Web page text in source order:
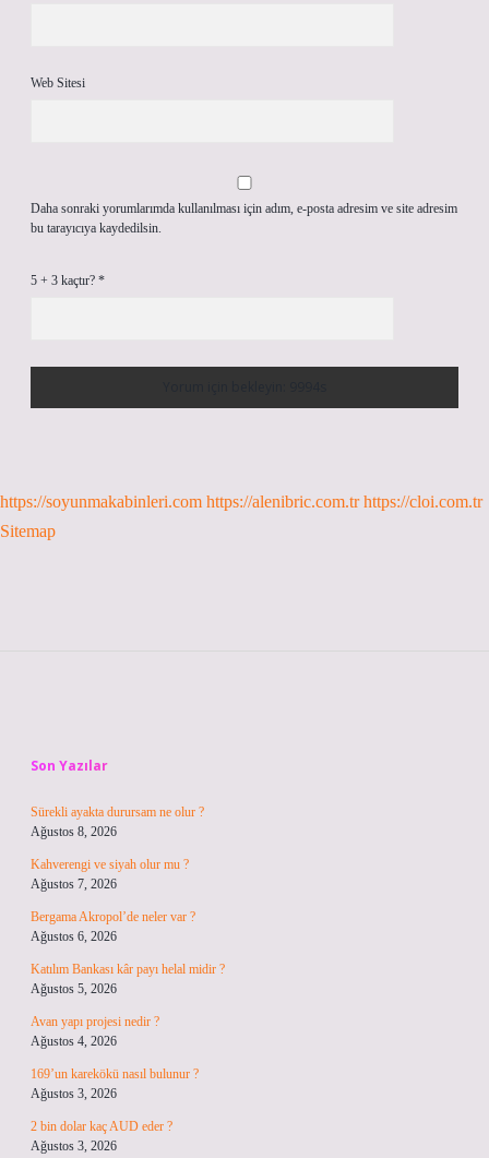
Web Sitesi
Daha sonraki yorumlarımda kullanılması için adım, e-posta adresim ve site adresim
bu tarayıcıya kaydedilsin.
5 + 3 kaçtır? *
https://soyunmakabinleri.com https://alenibric.com.tr https://cloi.com.tr
Sitemap
Son Yazılar
Sürekli ayakta durursam ne olur ?
Ağustos 8, 2026
Kahverengi ve siyah olur mu ?
Ağustos 7, 2026
Bergama Akropol’de neler var ?
Ağustos 6, 2026
Katılım Bankası kâr payı helal midir ?
Ağustos 5, 2026
Avan yapı projesi nedir ?
Ağustos 4, 2026
169’un karekökü nasıl bulunur ?
Ağustos 3, 2026
2 bin dolar kaç AUD eder ?
Ağustos 3, 2026